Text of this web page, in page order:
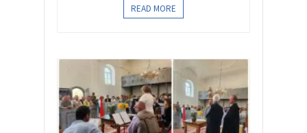
READ MORE